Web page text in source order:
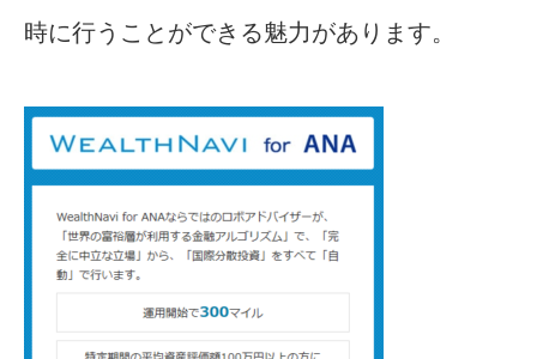
時に行うことができる魅力があります。